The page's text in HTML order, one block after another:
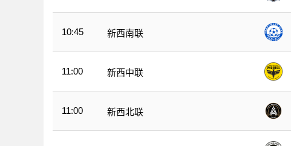
10:45 新西南联
11:00 新西中联
11:00 新西北联